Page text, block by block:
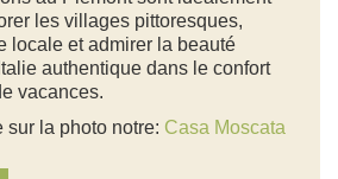
les villages pittoresques,
locale et admirer la beauté
authentique dans le confort
vacances.
sur la photo notre: Casa Moscata